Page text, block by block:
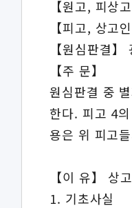
【원고, 피상
【피고, 상고
【원심판결
【주 문】
원심판결 중
한다. 피고 4
용은 위 피고
【이 유】 상
1. 기초사실